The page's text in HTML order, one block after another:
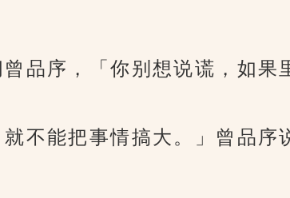
序，「你别想说谎，如果
能把事情搞大。」曾品序